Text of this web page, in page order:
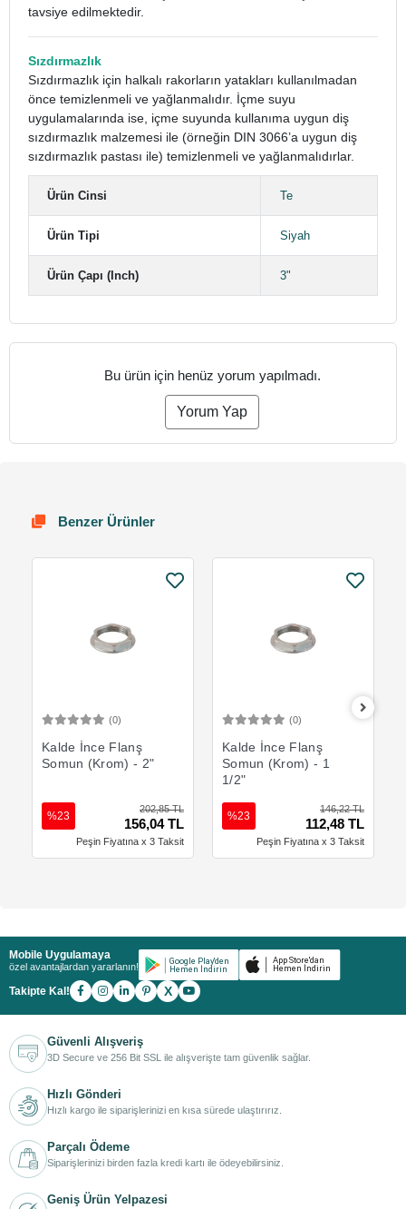
tavsiye edilmektedir.
Sızdırmazlık
Sızdırmazlık için halkalı rakorların yatakları kullanılmadan
önce temizlenmeli ve yağlanmalıdır. İçme suyu
uygulamalarında ise, içme suyunda kullanıma uygun diş
sızdırmazlık malzemesi ile (örneğin DIN 3066’a uygun diş
sızdırmazlık pastası ile) temizlenmeli ve yağlanmalıdırlar.
Ürün Cinsi Te
Ürün Tipi Siyah
Ürün Çapı (Inch) 3"
Bu ürün için henüz yorum yapılmadı.
Yorum Yap
Benzer Ürünler
(0)
Kalde İnce Flanş
Somun (Krom) - 2"
202,85 TL
156,04 TL
%23
Peşin Fiyatına x 3 Taksit
(0)
Kalde İnce Flanş
Somun (Krom) - 1
1/2"
146,22 TL
112,48 TL
%23
Peşin Fiyatına x 3 Taksit
Mobile Uygulamaya
özel avantajlardan yararlanın!
Takipte Kal! X
Güvenli Alışveriş
3D Secure ve 256 Bit SSL ile alışverişte tam güvenlik sağlar.
Hızlı Gönderi
Hızlı kargo ile siparişlerinizi en kısa sürede ulaştırırız.
Parçalı Ödeme
Siparişlerinizi birden fazla kredi kartı ile ödeyebilirsiniz.
Geniş Ürün Yelpazesi